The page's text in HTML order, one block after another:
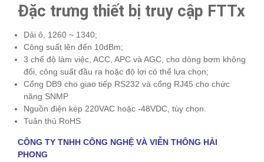
Đặc trưng thiết bị truy cập FTTx
Dải ô, 1260 ~ 1340;
Công suất lên đến 10dBm;
3 chế độ làm việc, ACC, APC và AGC, cho dòng bơm không
đổi, công suất đầu ra hoặc độ lợi có thể lựa chọn;
Cổng DB9 cho giao tiếp RS232 và cổng RJ45 cho chức
năng SNMP
Nguồn điện kép 220VAC hoặc -48VDC, tùy chọn.
Tuân thủ RoHS
CÔNG TY TNHH CÔNG NGHỆ VÀ VIỄN THÔNG HẢI
PHONG